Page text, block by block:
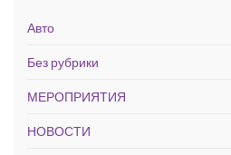
Авто
Без рубрики
МЕРОПРИЯТИЯ
НОВОСТИ